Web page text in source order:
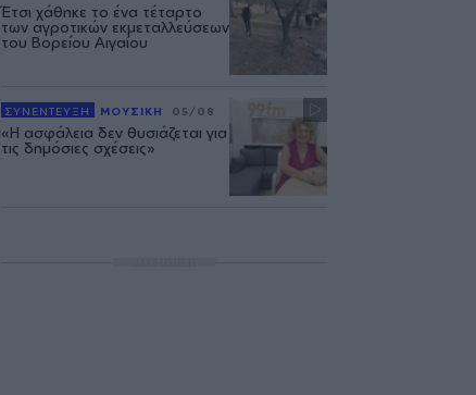
Έτσι χάθηκε το ένα τέταρτο
των αγροτικών εκμεταλλεύσεων
του Βορείου Αιγαίου
ΣΥΝΕΝΤΕΥΞΗ ΜΟΥΣΙΚΗ 05/08
«Η ασφάλεια δεν θυσιάζεται για
τις δημόσιες σχέσεις»